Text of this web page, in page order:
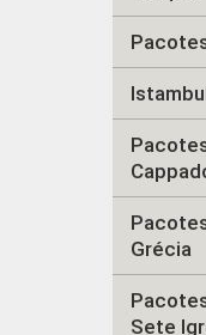
Grécia
Sete